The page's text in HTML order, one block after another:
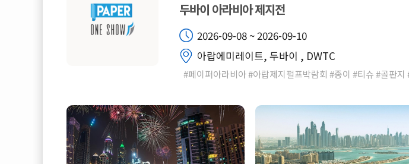
두바이 아라비아 제지전
2026-09-08 ~ 2026-09-10
아랍에미레이트, 두바이 , DWTC
#페이퍼아라비아 #아랍제지펄프박람회 #종이 #티슈 #골판지